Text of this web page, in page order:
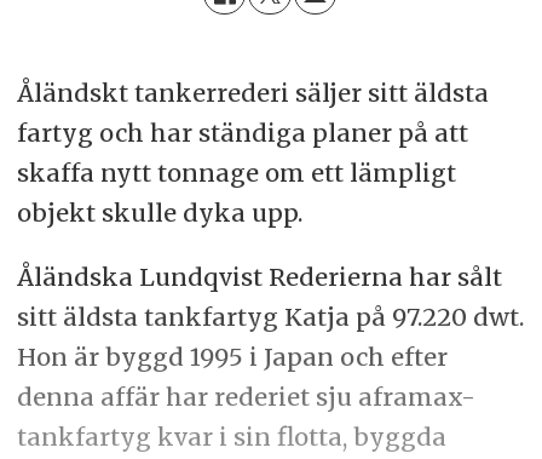
Åländskt tankerrederi säljer sitt äldsta
fartyg och har ständiga planer på att
skaffa nytt tonnage om ett lämpligt
objekt skulle dyka upp.
Åländska Lundqvist Rederierna har sålt
sitt äldsta tankfartyg Katja på 97.220 dwt.
Hon är byggd 1995 i Japan och efter
denna affär har rederiet sju aframax-
tankfartyg kvar i sin flotta, byggda